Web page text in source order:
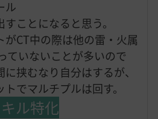
ル
ことになると思う。
がCT中の際は他の雷・火属
ていないことが多いので
挟むなり自分はするが、
でマルチプルは回す。
ル特化